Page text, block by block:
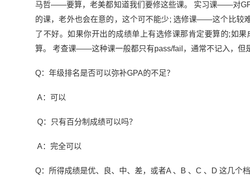
马哲——要算，老美都知道我们要修这些课。 实习课——对
的课，老外也会在意的，这个可不能少; 选修课——这个比较
了不好。如果你开出的成绩单上有选修课那肯定要算的;如
算。 考查课——这种课一般都只有pass/fail，通常不记入，但
Q：年级排名是否可以弥补GPA的不足？
A：可以
Q：只有百分制成绩可以吗？
A：完全可以
Q：所得成绩是优、良、中、差，或者A 、B 、C 、D 这几个